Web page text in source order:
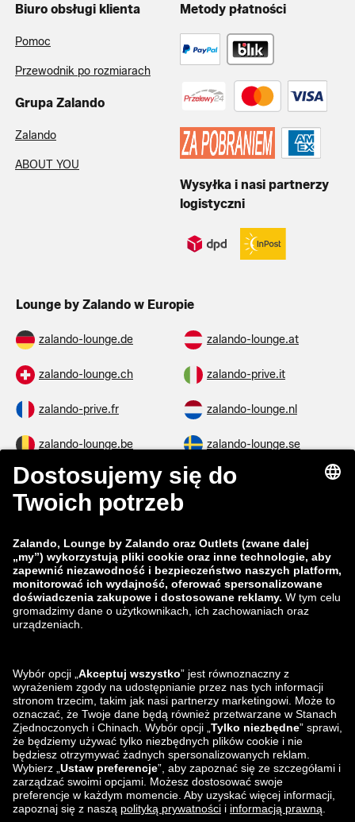
Biuro obsługi klienta
Pomoc
Przewodnik po rozmiarach
Grupa Zalando
Zalando
ABOUT YOU
Metody płatności
Wysyłka i nasi partnerzy
logistyczni
Lounge by Zalando w Europie
zalando-lounge.de zalando-lounge.at
zalando-lounge.ch zalando-prive.it
zalando-prive.fr zalando-lounge.nl
zalando-lounge.be zalando-lounge.se
zalando-lounge.fi zalando-lounge.dk
zalando-lounge.co.uk
zalando-prive.es zalando-lounge.cz
zalando-lounge.lt zalando-lounge.sk
zalando-lounge.ro zalando-lounge.hr
zalando-lounge.lu zalando-lounge.ee
zalando-lounge.lv zalando-lounge.no
Znajdziesz nas
na